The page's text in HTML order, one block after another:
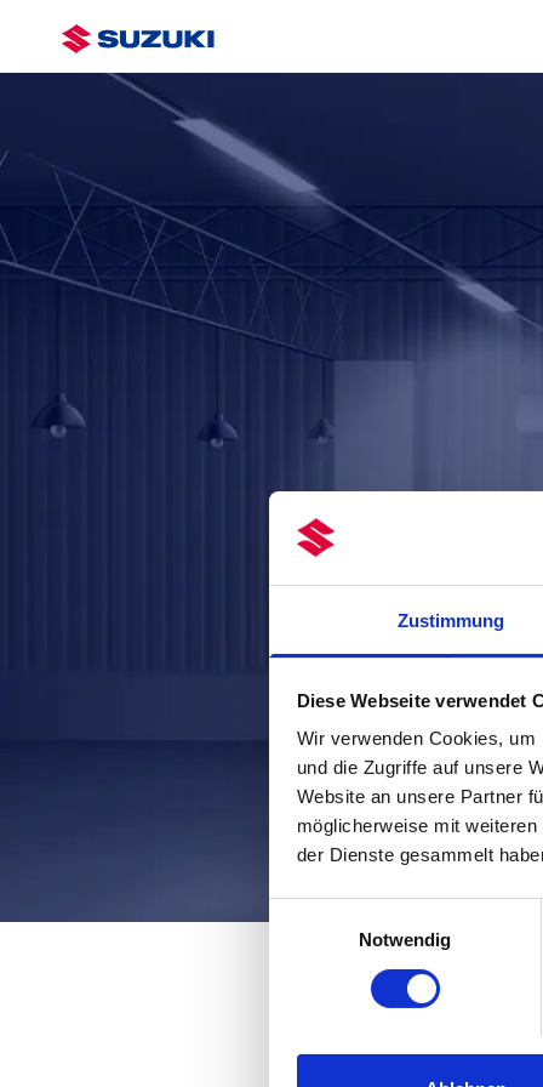
Zustimmung
Diese Webseite verwendet
Wir verwenden Cookies,
und die Zugriffe auf unsere
Website an unsere Partner
möglicherweise mit
der Dienste gesammelt
Notwendig